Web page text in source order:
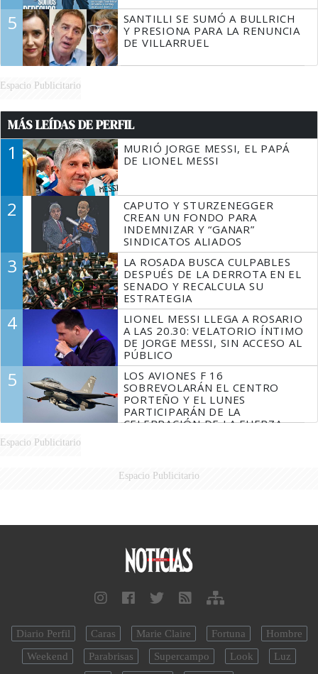
5
SANTILLI SE SUMÓ A BULLRICH
Y PRESIONA PARA LA RENUNCIA
DE VILLARRUEL
Espacio Publicitario
MÁS LEÍDAS DE PERFIL
1
MURIÓ JORGE MESSI, EL PAPÁ
DE LIONEL MESSI
2
CAPUTO Y STURZENEGGER
CREAN UN FONDO PARA
INDEMNIZAR Y “GANAR”
SINDICATOS ALIADOS
3
LA ROSADA BUSCA CULPABLES
DESPUÉS DE LA DERROTA EN EL
SENADO Y RECALCULA SU
ESTRATEGIA
4
LIONEL MESSI LLEGA A ROSARIO
A LAS 20.30: VELATORIO ÍNTIMO
DE JORGE MESSI, SIN ACCESO AL
PÚBLICO
5
LOS AVIONES F 16
SOBREVOLARÁN EL CENTRO
PORTEÑO Y EL LUNES
PARTICIPARÁN DE LA
CELEBRACIÓN DE LA FUERZA
Espacio Publicitario
Espacio Publicitario
Diario Perfil Caras Marie Claire Fortuna
Hombre
Weekend
Parabrisas Supercampo Look
Luz